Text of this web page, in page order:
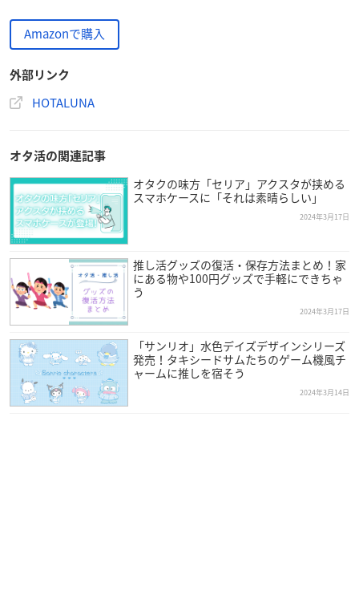
Amazonで購入
外部リンク
HOTALUNA
オタ活の関連記事
オタクの味方「セリア」アクスタが挟める
スマホケースに「それは素晴らしい」
2024年3月17日
推し活グッズの復活・保存方法まとめ！家
にある物や100円グッズで手軽にできちゃ
う
2024年3月17日
「サンリオ」水色デイズデザインシリーズ
発売！タキシードサムたちのゲーム機風チ
ャームに推しを宿そう
2024年3月14日